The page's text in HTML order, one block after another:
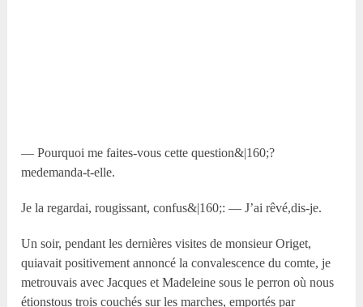
— Pourquoi me faites-vous cette question&|160;?
medemanda-t-elle.
Je la regardai, rougissant, confus&|160;: — J’ai rêvé,dis-je.
Un soir, pendant les dernières visites de monsieur Origet,
quiavait positivement annoncé la convalescence du comte, je
metrouvais avec Jacques et Madeleine sous le perron où nous
étionstous trois couchés sur les marches, emportés par